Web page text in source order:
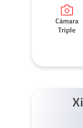
Cámara
Triple